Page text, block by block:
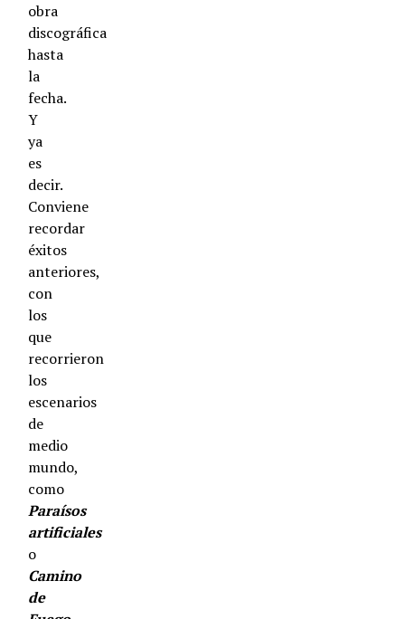
obra
discográfica
hasta
la
fecha.
Y
ya
es
decir.
Conviene
recordar
éxitos
anteriores,
con
los
que
recorrieron
los
escenarios
de
medio
mundo,
como
Paraísos
artificiales
o
Camino
de